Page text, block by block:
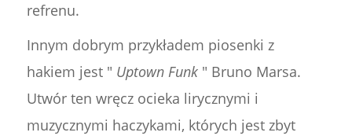
refrenu.
Innym dobrym przykładem piosenki z
hakiem jest " Uptown Funk" Bruno Marsa.
Utwór ten wręcz ocieka lirycznymi i
muzycznymi haczykami, których jest zbyt